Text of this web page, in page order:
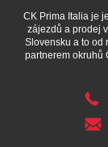
CK Prima Italia je
zájezdů a prodej
Slovensku a to od
partnerem okruhů